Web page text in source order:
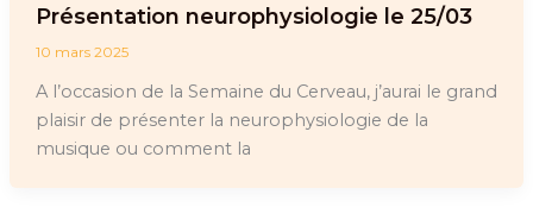
Présentation neurophysiologie le 25/03
10 mars 2025
A l’occasion de la Semaine du Cerveau, j’aurai le grand
plaisir de présenter la neurophysiologie de la
musique ou comment la